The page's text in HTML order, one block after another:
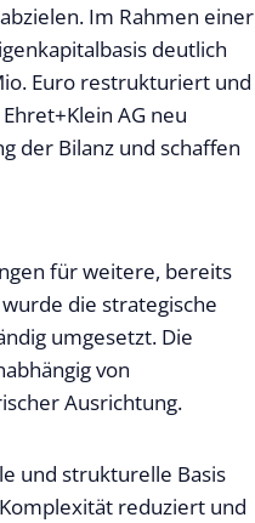
Im Rahmen einer
deutlich
Euro restrukturiert und
AG neu
der Bilanz und schaffen
für weitere, bereits
die strategische
umgesetzt. Die
von
Ausrichtung.
und strukturelle Basis
reduziert und